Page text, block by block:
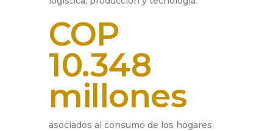
COP
10.348
millones
asociados al consumo de los hogares